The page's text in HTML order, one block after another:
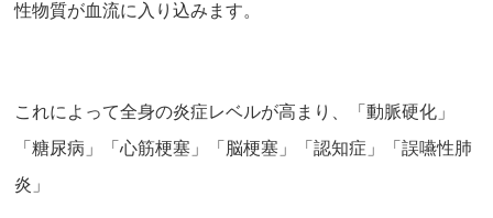
性物質が血流に入り込みます。
これによって全身の炎症レベルが高まり、「動脈硬化」
「糖尿病」「心筋梗塞」「脳梗塞」「認知症」「誤嚥性肺
炎」